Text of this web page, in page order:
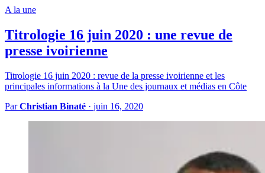
A la une
Titrologie 16 juin 2020 : une revue de
presse ivoirienne
Titrologie 16 juin 2020 : revue de la presse ivoirienne et les
principales informations à la Une des journaux et médias en Côte
ParChristian Binaté · juin 16, 2020